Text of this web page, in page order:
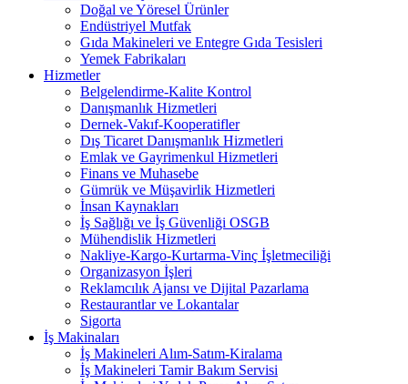
Doğal ve Yöresel Ürünler
Endüstriyel Mutfak
Gıda Makineleri ve Entegre Gıda Tesisleri
Yemek Fabrikaları
Hizmetler
Belgelendirme-Kalite Kontrol
Danışmanlık Hizmetleri
Dernek-Vakıf-Kooperatifler
Dış Ticaret Danışmanlık Hizmetleri
Emlak ve Gayrimenkul Hizmetleri
Finans ve Muhasebe
Gümrük ve Müşavirlik Hizmetleri
İnsan Kaynakları
İş Sağlığı ve İş Güvenliği OSGB
Mühendislik Hizmetleri
Nakliye-Kargo-Kurtarma-Vinç İşletmeciliği
Organizasyon İşleri
Reklamcılık Ajansı ve Dijital Pazarlama
Restaurantlar ve Lokantalar
Sigorta
İş Makinaları
İş Makineleri Alım-Satım-Kiralama
İş Makineleri Tamir Bakım Servisi